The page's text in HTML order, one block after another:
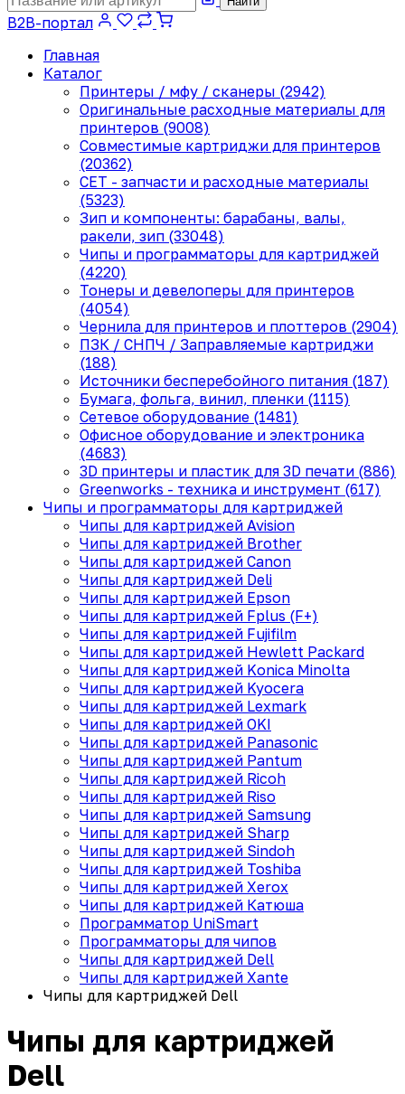
B2B-портал
Главная
Каталог
Принтеры / мфу / сканеры (2942)
Оригинальные расходные материалы для
принтеров (9008)
Совместимые картриджи для принтеров
(20362)
CET - запчасти и расходные материалы
(5323)
Зип и компоненты: барабаны, валы,
ракели, зип (33048)
Чипы и программаторы для картриджей
(4220)
Тонеры и девелоперы для принтеров
(4054)
Чернила для принтеров и плоттеров (2904)
ПЗК / СНПЧ / Заправляемые картриджи
(188)
Источники бесперебойного питания (187)
Бумага, фольга, винил, пленки (1115)
Сетевое оборудование (1481)
Офисное оборудование и электроника
(4683)
3D принтеры и пластик для 3D печати (886)
Greenworks - техника и инструмент (617)
Чипы и программаторы для картриджей
Чипы для картриджей Avision
Чипы для картриджей Brother
Чипы для картриджей Canon
Чипы для картриджей Deli
Чипы для картриджей Epson
Чипы для картриджей Fplus (F+)
Чипы для картриджей Fujifilm
Чипы для картриджей Hewlett Packard
Чипы для картриджей Konica Minolta
Чипы для картриджей Kyocera
Чипы для картриджей Lexmark
Чипы для картриджей OKI
Чипы для картриджей Panasonic
Чипы для картриджей Pantum
Чипы для картриджей Ricoh
Чипы для картриджей Riso
Чипы для картриджей Samsung
Чипы для картриджей Sharp
Чипы для картриджей Sindoh
Чипы для картриджей Toshiba
Чипы для картриджей Xerox
Чипы для картриджей Катюша
Программатор UniSmart
Программаторы для чипов
Чипы для картриджей Dell
Чипы для картриджей Xante
Чипы для картриджей Dell
Чипы для картриджей
Dell